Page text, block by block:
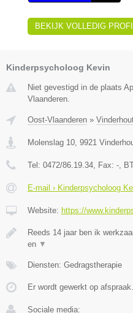
BEKIJK VOLLEDIG
Kinderpsycholoog Kevin
Niet gevestigd in de plaats
Vlaanderen.
Oost-Vlaanderen »
Molenslag 10, 9921
Tel: 0472/86.19.34, Fax: -,
E-mail › Kinderpsycholoog
Website: https://
Reeds 14 jaar ben ik
en ▼
Diensten: Gedragstherapie
Er wordt gewerkt op afspraak.
Sociale media: